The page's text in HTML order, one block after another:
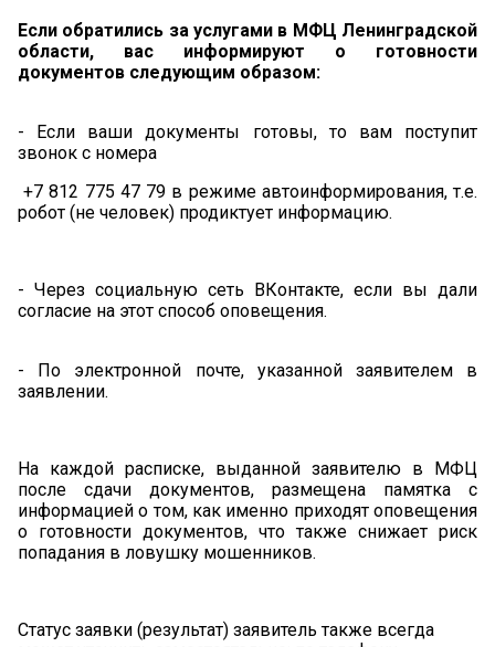
Если обратились за услугами в МФЦ Ленинградской
области, вас информируют о готовности
документов следующим образом:
- Если ваши документы готовы, то вам поступит
звонок с номера
+7 812 775 47 79 в режиме автоинформирования, т.е.
робот (не человек) продиктует информацию.
- Через социальную сеть ВКонтакте, если вы дали
согласие на этот способ оповещения.
- По электронной почте, указанной заявителем в
заявлении.
На каждой расписке, выданной заявителю в МФЦ
после сдачи документов, размещена памятка с
информацией о том, как именно приходят оповещения
о готовности документов, что также снижает риск
попадания в ловушку мошенников.
Статус заявки (результат) заявитель также всегда